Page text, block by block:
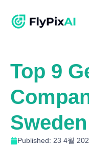
Top 9
Published: 23 4월